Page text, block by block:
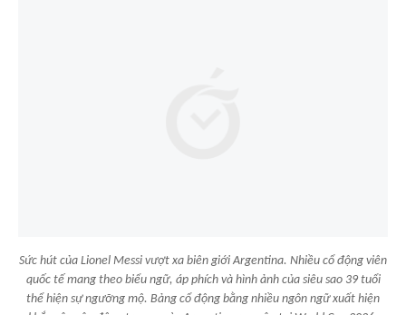
Sức hút của Lionel Messi vượt xa biên giới Argentina. Nhiều cổ động viên
quốc tế mang theo biểu ngữ, áp phích và hình ảnh của siêu sao 39 tuổi
thể hiện sự ngưỡng mộ. Bảng cổ động bằng nhiều ngôn ngữ xuất hiện